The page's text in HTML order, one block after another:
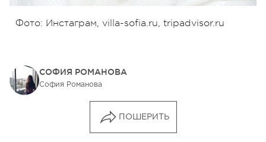
Фото: Инстаграм, villa-sofia.ru, tripadvisor.ru
СОФИЯ РОМАНОВА
София Романова
ПОШЕРИТЬ